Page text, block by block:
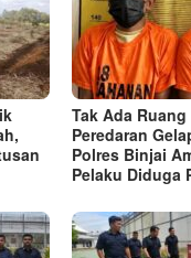
Tak Ada Ruang
Peredaran
Polres Binjai
Pelaku Diduga